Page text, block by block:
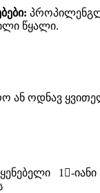
წყალი.
ან ოდნავ
1-